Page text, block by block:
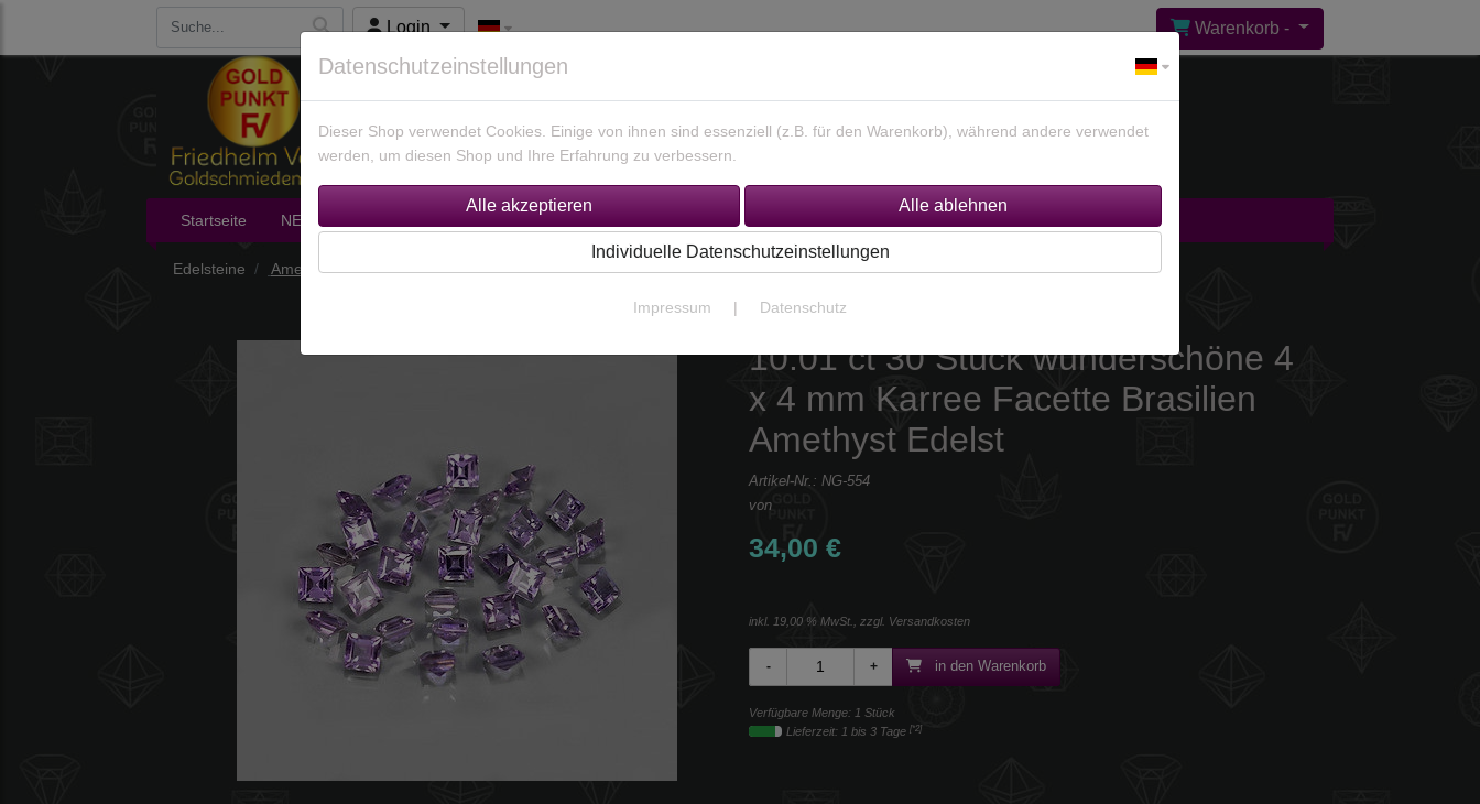
Login Warenkorb -
Startseite NEU im Shop 925 Silber Schmuck Unikate Gold / Silber
Edelsteine Amethyste
10.01 ct 30 Stück wunderschöne 4
x 4 mm Karree Facette Brasilien
Amethyst Edelst
Artikel-Nr.: NG-554
von
34,00 €
inkl. 19,00 % MwSt., zzgl. Versandkosten
in den Warenkorb
Verfügbare Menge: 1 Stück
Lieferzeit: 1 bis 3 Tage [*2]
Datenschutzeinstellungen
Dieser Shop verwendet Cookies. Einige von ihnen sind essenziell (z.B. für den Warenkorb), während andere verwendet
werden, um diesen Shop und Ihre Erfahrung zu verbessern.
Individuelle Datenschutzeinstellungen
Impressum | Datenschutz